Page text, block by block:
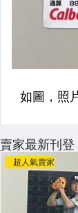
賣家最新刊登
超人氣賣家